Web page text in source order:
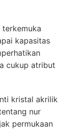
kapasitas
cukup atribut
kristal akrilik
nur
permukaan